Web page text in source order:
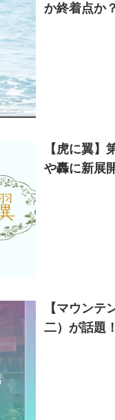
か終着点か？
【虎に翼
や轟に新展
【マウン
二）が話題！